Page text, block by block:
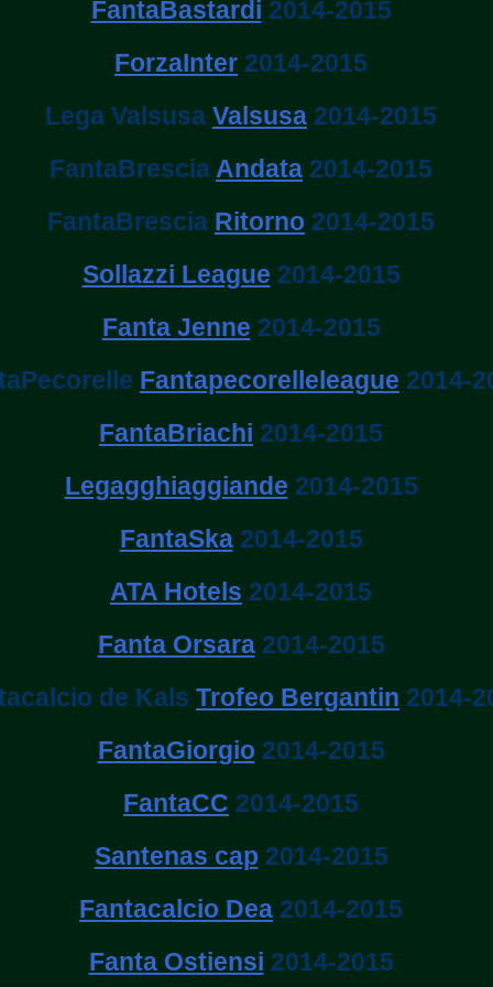
FantaBastardi 2014-2015
ForzaInter 2014-2015
Lega Valsusa Valsusa 2014-2015
FantaBrescia Andata 2014-2015
FantaBrescia Ritorno 2014-2015
Sollazzi League 2014-2015
Fanta Jenne 2014-2015
Fantapecorelleleague 2014-
FantaBriachi 2014-2015
Legagghiaggiande 2014-2015
FantaSka2014-2015
ATA Hotels 2014-2015
Fanta Orsara2014-2015
de Kals Trofeo Bergantin 2014-
FantaGiorgio2014-2015
FantaCC 2014-2015
Santenas cap 2014-2015
Fantacalcio Dea 2014-2015
Fanta Ostiensi 2014-2015